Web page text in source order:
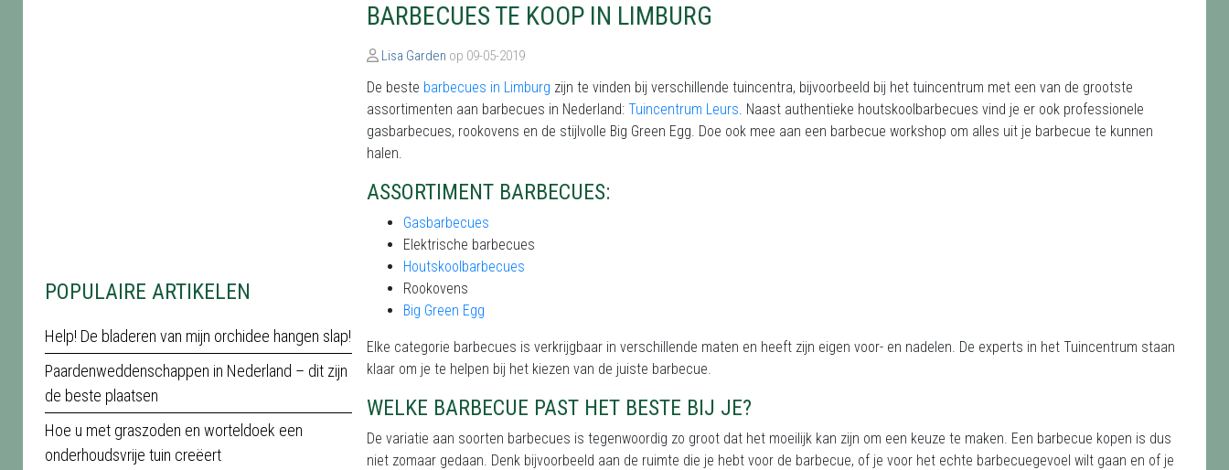
POPULAIRE ARTIKELEN
Help! De bladeren van mijn orchidee hangen slap!
Paardenweddenschappen in Nederland – dit zijn
de beste plaatsen
Hoe u met graszoden en worteldoek een
onderhoudsvrije tuin creëert
BARBECUES TE KOOP IN LIMBURG
Lisa Garden op 09-05-2019
De beste barbecues in Limburg zijn te vinden bij verschillende tuincentra, bijvoorbeeld bij het tuincentrum met een van de grootste
assortimenten aan barbecues in Nederland: Tuincentrum Leurs. Naast authentieke houtskoolbarbecues vind je er ook professionele
gasbarbecues, rookovens en de stijlvolle Big Green Egg. Doe ook mee aan een barbecue workshop om alles uit je barbecue te kunnen
halen.
ASSORTIMENT BARBECUES:
Gasbarbecues
Elektrische barbecues
Houtskoolbarbecues
Rookovens
Big Green Egg
Elke categorie barbecues is verkrijgbaar in verschillende maten en heeft zijn eigen voor- en nadelen. De experts in het Tuincentrum staan
klaar om je te helpen bij het kiezen van de juiste barbecue.
WELKE BARBECUE PAST HET BESTE BIJ JE?
De variatie aan soorten barbecues is tegenwoordig zo groot dat het moeilijk kan zijn om een keuze te maken. Een barbecue kopen is dus
niet zomaar gedaan. Denk bijvoorbeeld aan de ruimte die je hebt voor de barbecue, of je voor het echte barbecuegevoel wilt gaan en of je